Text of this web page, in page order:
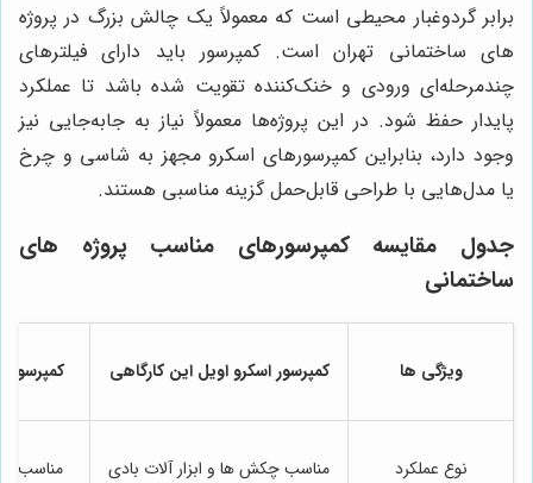
برابر گردوغبار محیطی است که معمولاً یک چالش بزرگ در پروژه
های ساختمانی تهران است. کمپرسور باید دارای فیلترهای
چندمرحله‌ای ورودی و خنک‌کننده تقویت شده باشد تا عملکرد
پایدار حفظ شود. در این پروژه‌ها معمولاً نیاز به جابه‌جایی نیز
وجود دارد، بنابراین کمپرسورهای اسکرو مجهز به شاسی و چرخ
یا مدل‌هایی با طراحی قابل‌حمل گزینه مناسبی هستند.
جدول مقایسه کمپرسورهای مناسب پروژه های
ساختمانی
ویژگی ها کمپرسور اسکرو اویل این کارگاهی کمپرسور
نوع عملکرد مناسب چکش ها و ابزار آلات بادی مناسب